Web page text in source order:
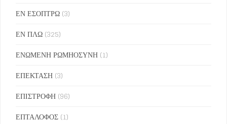
ΕΝ ΕΣΟΠΤΡΩ (3)
ΕΝ ΠΛΩ (325)
ΕΝΩΜΕΝΗ ΡΩΜΗΟΣΥΝΗ (1)
ΕΠΕΚΤΑΣΗ (3)
ΕΠΙΣΤΡΟΦΗ (96)
ΕΠΤΑΛΟΦΟΣ (1)